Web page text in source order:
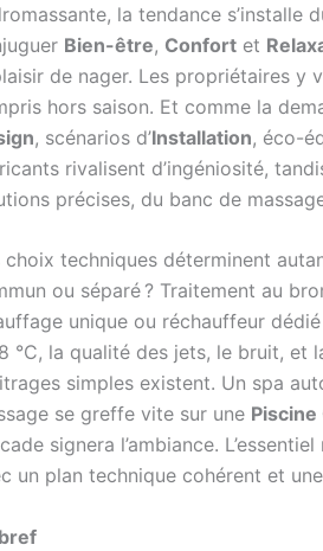
la tendance s’installe
Bien-être, Confort et
de nager. Les propriétaires y
hors saison. Et comme la
, scénarios d’Installation, éco-
rivalisent d’ingéniosité,
précises, du banc de
choix techniques déterminent
ou séparé ? Traitement au
unique ou réchauffeur dédié
°C, la qualité des jets, le bruit, et
simples existent. Un spa
se greffe vite sur une Piscine
signera l’ambiance.
un plan technique cohérent et